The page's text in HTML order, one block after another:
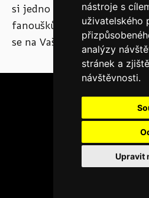
nástroje s
uživatelského
analýzy
stránek a
návštěvnosti.
Upravit
si jedno takové i vyrobit.
fanouškům loutkového
se na Vaši návštěvu u nás v